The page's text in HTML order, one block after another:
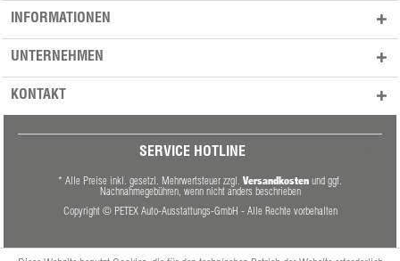
INFORMATIONEN
UNTERNEHMEN
KONTAKT
SERVICE HOTLINE
* Alle Preise inkl. gesetzl. Mehrwertsteuer zzgl. Versandkosten und ggf.
Nachnahmegebühren, wenn nicht anders beschrieben
Copyright © PETEX Auto-Ausstattungs-GmbH - Alle Rechte vorbehalten